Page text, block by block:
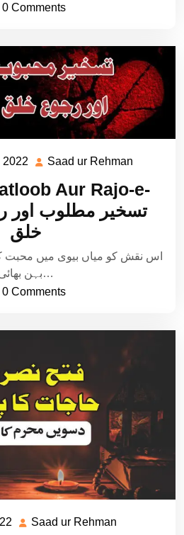
0 Comments
2022 November
2022
Saad ur Rehman
Rehman
Aur Rajo-e-
خلق
اس نقش کو میاں بیوی میں محبت
بہن بھائی…
0 Comments
JulySaad ur Rehman